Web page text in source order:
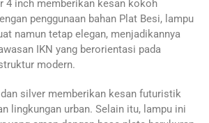
4 inch memberikan kesan kokoh
penggunaan bahan Plat Besi, lampu
namun tetap elegan, menjadikannya
IKN yang berorientasi pada
modern.
silver memberikan kesan futuristik
lingkungan urban. Selain itu, lampu ini